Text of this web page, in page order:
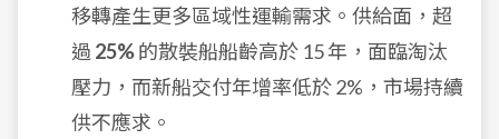
移轉產生更多區域性運輸需求。供給面，超
過 25%的散裝船船齡高於 15 年，面臨淘汰
壓力，而新船交付年增率低於 2%，市場持續
供不應求。